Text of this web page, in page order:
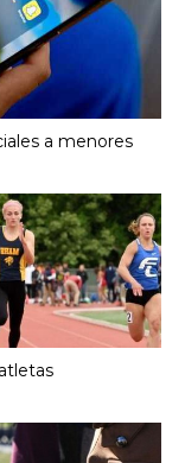
a menores